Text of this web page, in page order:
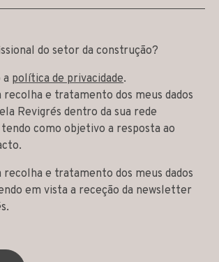
do setor da construção?
a política de privacidade.
e tratamento dos meus dados
Revigrés dentro da sua rede
como objetivo a resposta ao
e tratamento dos meus dados
em vista a receção da newsletter